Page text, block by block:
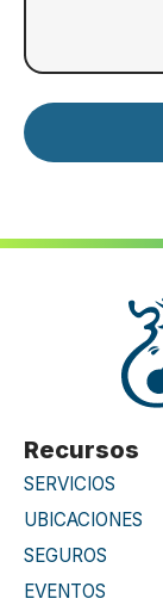
Recursos
SERVICIOS
UBICACIONES
SEGUROS
EVENTOS